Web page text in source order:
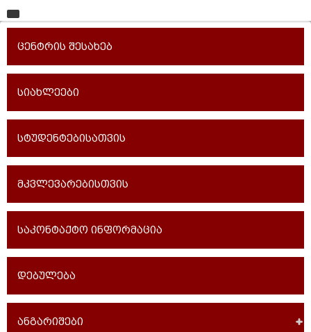
მთავარი
სწავლა
კვლევა
ინტერნაციონალიზაცია
ცენტრის შესახებ
სიახლეები
სტუდენტებისათვის
მკვლევარებისთვის
საკონტაქტო ინფორმაცია
დებულება
ანგარიშები